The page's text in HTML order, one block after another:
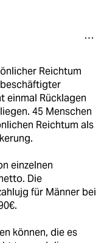
Reichtum
einmal Rücklagen
45 Menschen
Reichtum als
einzelnen
Die
für Männer bei
können, die es